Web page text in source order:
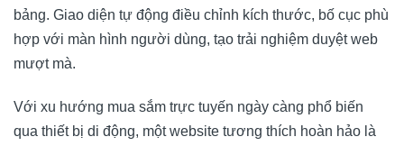
bảng. Giao diện tự động điều chỉnh kích thước, bố cục phù
hợp với màn hình người dùng, tạo trải nghiệm duyệt web
mượt mà.
Với xu hướng mua sắm trực tuyến ngày càng phổ biến
qua thiết bị di động, một website tương thích hoàn hảo là